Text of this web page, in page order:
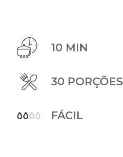
10 MIN
30 PORÇÕES
FÁCIL